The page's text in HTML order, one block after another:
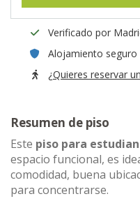
Verificado por
Alojamiento seguro
¿Quieres reservar
Resumen de piso
Este piso para
espacio funcional, es
comodidad, buena
para concentrarse.